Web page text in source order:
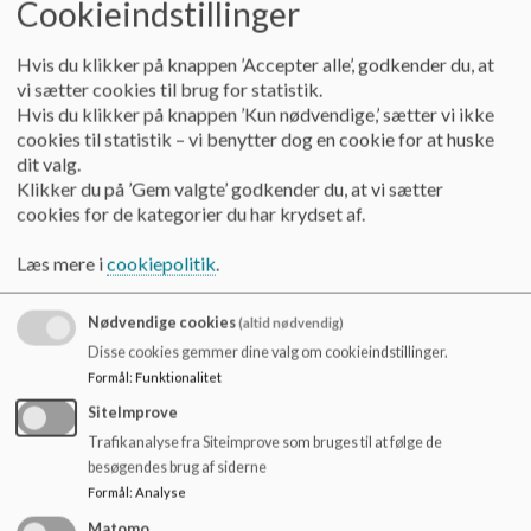
Hvad er Legepatruljen?
der leger og faciliterer lege med de yngre skolebørn i
frikvartererne.
De større elever uddannes på et Legepatrulje-kursus, hvor de
lærer at guide og forklare de forskellige lege, samtidig med
at de får en hel del praktisk viden og brugbare råd om,
hvordan man igangsætter og laver aktiviteterne med de små
elever.
De bliver altså rollemodeller for de mindre børn.
Cookieindstillinger
Hvis du klikker på knappen ’Accepter alle’, godkender du, at
vi sætter cookies til brug for statistik.
Hvis du klikker på knappen ’Kun nødvendige,’ sætter vi ikke
cookies til statistik – vi benytter dog en cookie for at huske
dit valg.
Klikker du på ’Gem valgte’ godkender du, at vi sætter
cookies for de kategorier du har krydset af.
Læs mere icookiepolitik.
Nødvendige cookies(altid nødvendig)
Disse cookies gemmer dine valg om cookieindstillinger.
Formål: Funktionalitet
SiteImprove
Trafikanalyse fra Siteimprove som bruges til at følge de
besøgendes brug af siderne
Formål : Analyse